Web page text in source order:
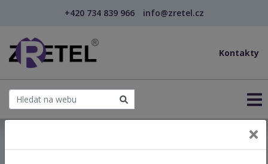
+420 734 839 966 info@zretel.cz
Kontakty